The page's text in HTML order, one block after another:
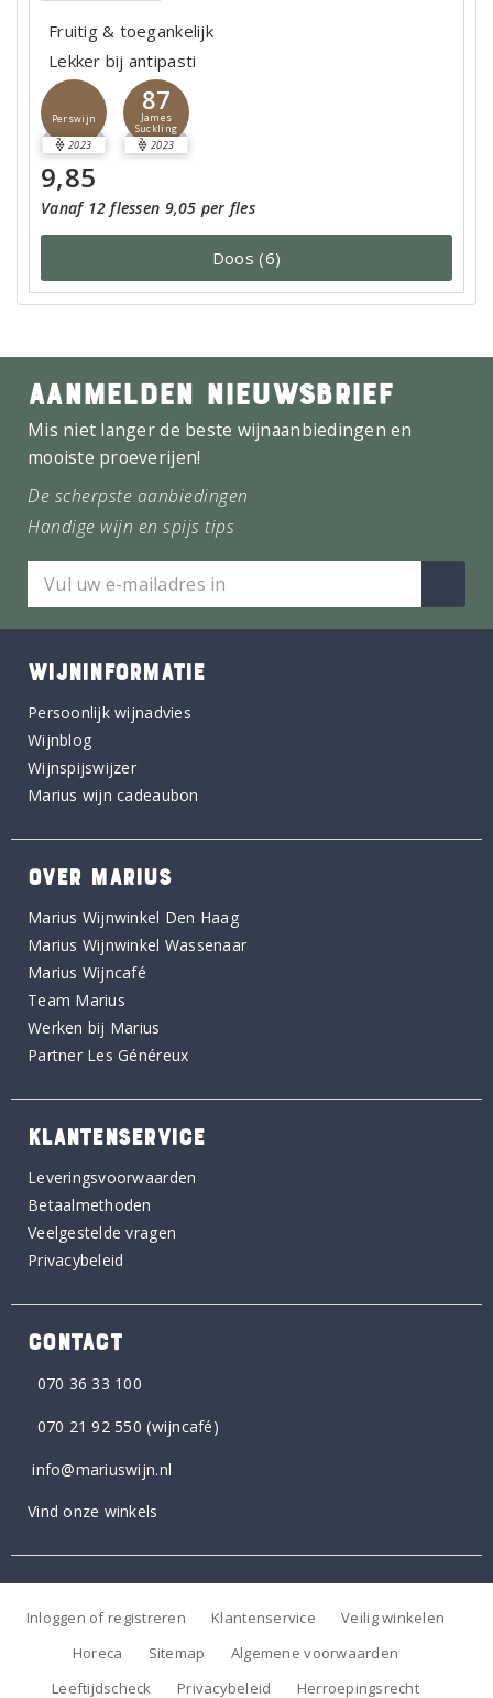
Fruitig & toegankelijk
Lekker bij antipasti
Perswijn
2023
87
James
Suckling
2023
9,85
Vanaf 12 flessen 9,05 per fles
Doos (6)
AANMELDEN NIEUWSBRIEF
Mis niet langer de beste wijnaanbiedingen en
mooiste proeverijen!
De scherpste aanbiedingen
Handige wijn en spijs tips
WIJNINFORMATIE
Persoonlijk wijnadvies
Wijnblog
Wijnspijswijzer
Marius wijn cadeaubon
OVER MARIUS
Marius Wijnwinkel Den Haag
Marius Wijnwinkel Wassenaar
Marius Wijncafé
Team Marius
Werken bij Marius
Partner Les Généreux
KLANTENSERVICE
Leveringsvoorwaarden
Betaalmethoden
Veelgestelde vragen
Privacybeleid
CONTACT
070 36 33 100
070 21 92 550 (wijncafé)
info@mariuswijn.nl
Vind onze winkels
Inloggen of registreren Klantenservice
Veilig winkelen
Horeca
Sitemap
Algemene voorwaarden
Leeftijdscheck
Privacybeleid Herroepingsrecht